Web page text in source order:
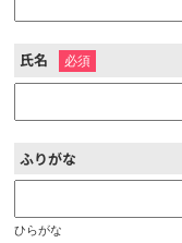
氏名 ※
ふりがな
ひらがな